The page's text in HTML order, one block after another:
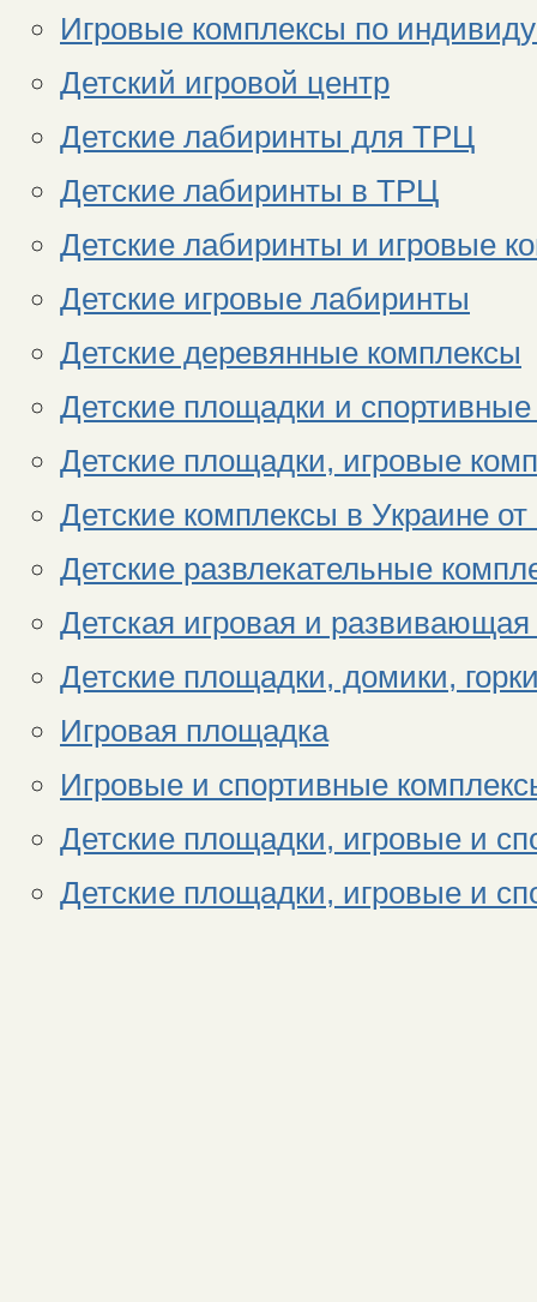
Игровые комплексы по
Детский игровой центр
Детские лабиринты для ТРЦ
Детские лабиринты в ТРЦ
Детские лабиринты и игровые
Детские игровые лабиринты
Детские деревянные комплексы
Детские площадки и
Детские площадки, игровые
Детские комплексы в Украине
Детские развлекательные
Детская игровая и
Детские площадки, домики,
Игровая площадка
Игровые и спортивные
Детские площадки, игровые и
Детские площадки, игровые и